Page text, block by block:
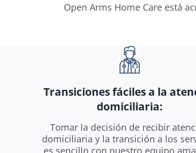
Open Arms Home Care está
Transiciones fáciles a la
domiciliaria:
Tomar la decisión de recibir
domiciliaria y la transición a los
es sencillo con nuestro equipo